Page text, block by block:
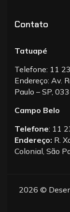
Contato
Tatuapé
Telefone: 11
Endereço: Av.
Paulo – SP,
Campo Belo
Telefone: 11
Endereço: R.
Colonial, São
2026 ©